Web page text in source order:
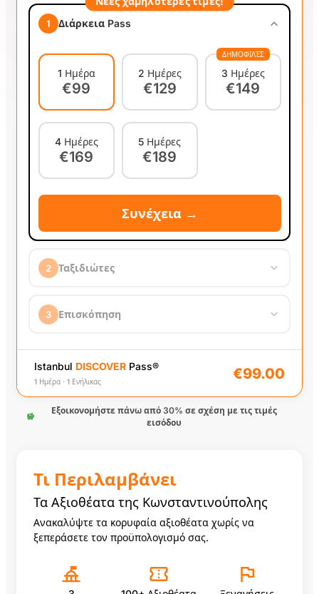
1 Διάρκεια Pass
1 Ημέρα
€99
2 Ημέρες
€129
ΔΗΜΟΦΙΛΈΣ
3 Ημέρες
€149
4 Ημέρες
€169
5 Ημέρες
€189
Συνέχεια →
2 Ταξιδιώτες
Ενήλικας
€99.00 / άτομο
Παιδί(5-12)
€89.00 / άτομο
Συνέχεια →
3 Επισκόπηση
Τέλος Άμεσης Πρόσβασης
Σύνολο Παραγγελίας €99.00
Istanbul DISCOVER Pass®
1 Ημέρα · 1 Ενήλικας €99.00
Εξοικονομήστε πάνω από 30% σε σχέση με τις τιμές
εισόδου
Τι Περιλαμβάνει
Τα Αξιοθέατα της Κωνσταντινούπολης
Ανακαλύψτε τα κορυφαία αξιοθέατα χωρίς να
ξεπεράσετε τον προϋπολογισμό σας.
100+ Αξιοθέατα & Δραστηριότητες
Είσοδος χωρίς αναμονή στην ουρά εισιτηρίων στο